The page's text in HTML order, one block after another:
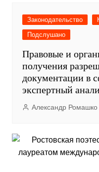
Законодательство
Подслушано
Правовые и
получения
документации в
экспертный
Александр Ромашко